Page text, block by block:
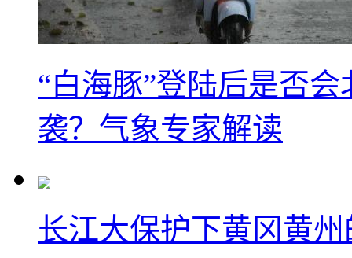
“白海豚”登陆后是否
袭？气象专家解读
长江大保护下黄冈黄